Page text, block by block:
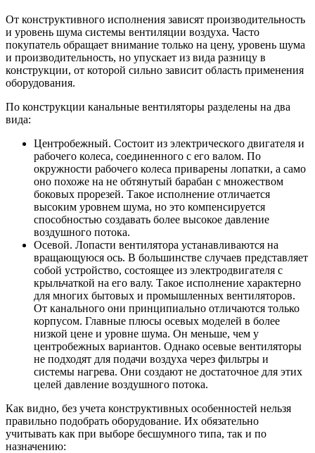
От конструктивного исполнения зависят производительность
и уровень шума системы вентиляции воздуха. Часто
покупатель обращает внимание только на цену, уровень шума
и производительность, но упускает из вида разницу в
конструкции, от которой сильно зависит область применения
оборудования.
По конструкции канальные вентиляторы разделены на два
вида:
Центробежный. Состоит из электрического двигателя и
рабочего колеса, соединенного с его валом. По
окружности рабочего колеса приварены лопатки, а само
оно похоже на не обтянутый барабан с множеством
боковых прорезей. Такое исполнение отличается
высоким уровнем шума, но это компенсируется
способностью создавать более высокое давление
воздушного потока.
Осевой. Лопасти вентилятора устанавливаются на
вращающуюся ось. В большинстве случаев представляет
собой устройство, состоящее из электродвигателя с
крыльчаткой на его валу. Такое исполнение характерно
для многих бытовых и промышленных вентиляторов.
От канального они принципиально отличаются только
корпусом. Главные плюсы осевых моделей в более
низкой цене и уровне шума. Он меньше, чем у
центробежных вариантов. Однако осевые вентиляторы
не подходят для подачи воздуха через фильтры и
системы нагрева. Они создают не достаточное для этих
целей давление воздушного потока.
Как видно, без учета конструктивных особенностей нельзя
правильно подобрать оборудование. Их обязательно
учитывать как при выборе бесшумного типа, так и по
назначению: